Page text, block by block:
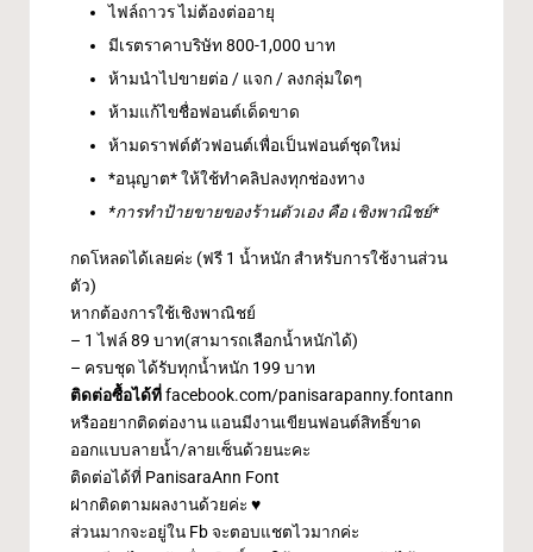
ไฟล์ถาวร ไม่ต้องต่ออายุ
มีเรตราคาบริษัท 800-1,000 บาท
ห้ามนำไปขายต่อ / แจก / ลงกลุ่มใดๆ
ห้ามแก้ไขชื่อฟอนต์เด็ดขาด
ห้ามดราฟต์ตัวฟอนต์เพื่อเป็นฟอนต์ชุดใหม่
*อนุญาต* ให้ใช้ทำคลิปลงทุกช่องทาง
*การทำป้ายขายของร้านตัวเอง คือ เชิงพาณิชย์*
กดโหลดได้เลยค่ะ (ฟรี 1 น้ำหนัก สำหรับการใช้งานส่วน
ตัว)
หากต้องการใช้เชิงพาณิชย์
– 1 ไฟล์ 89 บาท(สามารถเลือกน้ำหนักได้)
– ครบชุด ได้รับทุกน้ำหนัก 199 บาท
ติดต่อซื้อได้ที่facebook.com/panisarapanny.fontann
หรืออยากติดต่องาน แอนมีงานเขียนฟอนต์สิทธิ์ขาด
ออกแบบลายน้ำ/ลายเซ็นด้วยนะคะ
ติดต่อได้ที่ PanisaraAnn Font
ฝากติดตามผลงานด้วยค่ะ ♥️
ส่วนมากจะอยู่ใน Fb จะตอบแชตไวมากค่ะ